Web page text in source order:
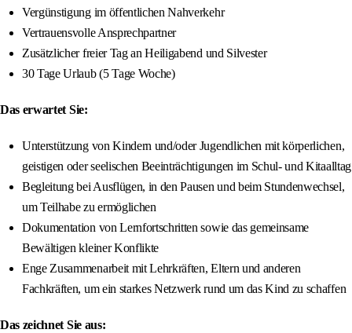
Vergünstigung im öffentlichen Nahverkehr
Vertrauensvolle Ansprechpartner
Zusätzlicher freier Tag an Heiligabend und Silvester
30 Tage Urlaub (5 Tage Woche)
Das erwartet Sie:
Unterstützung von Kindern und/oder Jugendlichen mit körperlichen,
geistigen oder seelischen Beeinträchtigungen im Schul- und Kitaalltag
Begleitung bei Ausflügen, in den Pausen und beim Stundenwechsel,
um Teilhabe zu ermöglichen
Dokumentation von Lernfortschritten sowie das gemeinsame
Bewältigen kleiner Konflikte
Enge Zusammenarbeit mit Lehrkräften, Eltern und anderen
Fachkräften, um ein starkes Netzwerk rund um das Kind zu schaffen
Das zeichnet Sie aus: